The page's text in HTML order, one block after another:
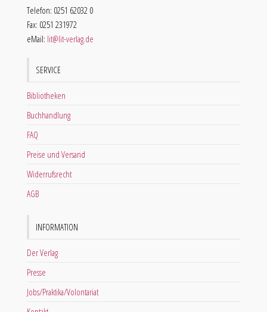
Telefon: 0251 62032 0
Fax: 0251 231972
eMail: lit@lit-verlag.de
SERVICE
Bibliotheken
Buchhandlung
FAQ
Preise und Versand
Widerrufsrecht
AGB
INFORMATION
Der Verlag
Presse
Jobs/Praktika/Volontariat